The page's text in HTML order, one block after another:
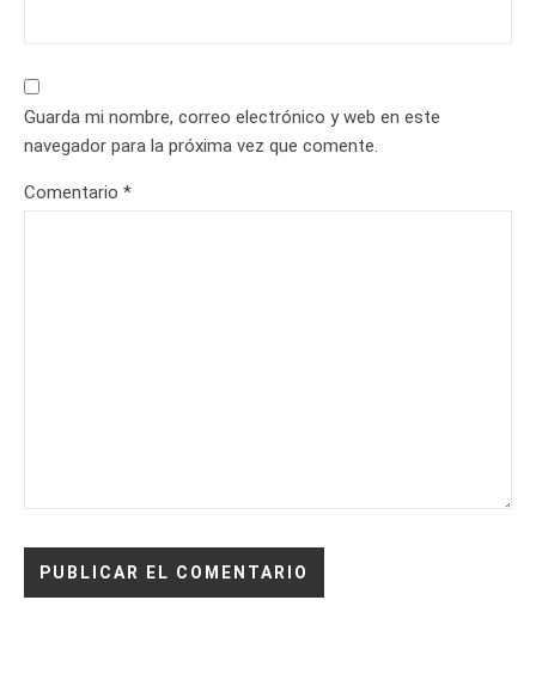
Guarda mi nombre, correo electrónico y web en este
navegador para la próxima vez que comente.
Comentario *